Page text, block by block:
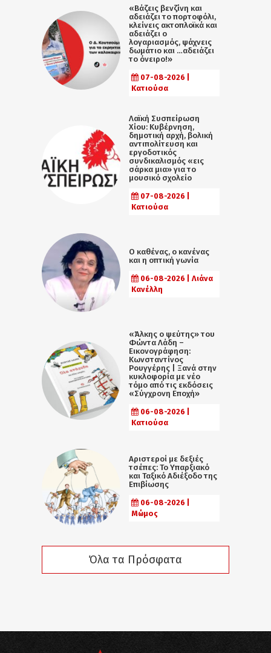
«Βάζεις βενζίνη και
αδειάζει το πορτοφόλι,
κλείνεις ακτοπλοϊκά και
αδειάζει ο
λογαριασμός, ψάχνεις
δωμάτιο και …αδειάζει
το όνειρο!»
07-08-2026 |
Κατιούσα
Λαϊκή Συσπείρωση
Χίου: Κυβέρνηση,
δημοτική αρχή, βολική
αντιπολίτευση και
εργοδοτικός
συνδικαλισμός «εις
σάρκα μια» για το
μουσικό σχολείο
07-08-2026 |
Κατιούσα
Ο καθένας, ο κανένας
και η οπτική γωνία
06-08-2026 | Λιάνα
Κανέλλη
«Άλκης ο ψεύτης» του
Φώντα Λάδη –
Εικονογράφηση:
Κωνσταντίνος
Ρουγγέρης | Ξανά στην
κυκλοφορία με νέο
τόμο από τις εκδόσεις
«Σύγχρονη Εποχή»
06-08-2026 |
Κατιούσα
Αριστεροί με δεξιές
τσέπες: Το Υπαρξιακό
και Ταξικό Αδιέξοδο της
Επιβίωσης
06-08-2026 |
Μώμος
Όλα τα Πρόσφατα